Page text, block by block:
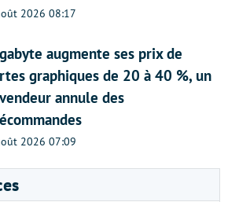
2026 08:17
augmente ses prix de
graphiques de 20 à 40 %, un
annule des
2026 07:09